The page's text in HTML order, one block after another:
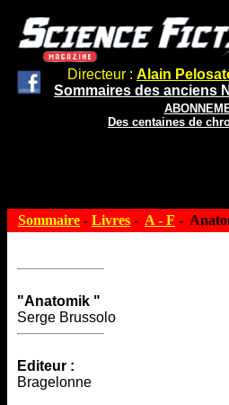
Directeur : Alain
Sommaires des anciens
Des centaines de
Sommaire - Livres - A - F -
"Anatomik "
Serge Brussolo
Editeur :
Bragelonne